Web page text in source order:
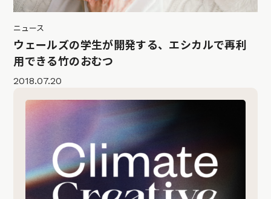
ニュース
ウェールズの学生が開発する、エシカルで再利
用できる竹のおむつ
2018.07.20